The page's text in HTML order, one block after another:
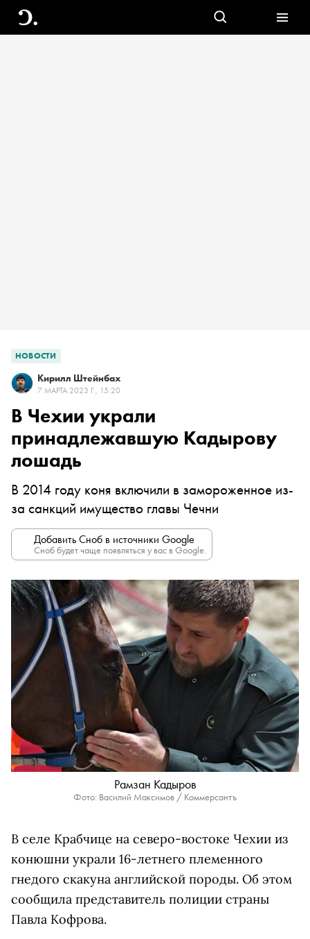
НОВОСТИ
Кирилл Штейнбах
7 МАРТА 2023 Г., 15:20
В Чехии украли
принадлежавшую Кадырову
лошадь
В 2014 году коня включили в замороженное из-
за санкций имущество главы Чечни
Добавить Сноб в источники Google
Сноб будет чаще появляться у вас в Google.
Рамзан Кадыров
Фото: Василий Максимов / Коммерсантъ
В селе Крабчице на северо-востоке Чехии из
конюшни украли 16-летнего племенного
гнедого скакуна английской породы. Об этом
сообщила представитель полиции страны
Павла Кофрова.